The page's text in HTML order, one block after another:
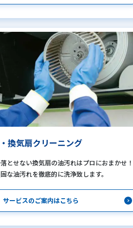
換気扇クリーニング
とせない換気扇の油汚れはプロにおまかせ！
な油汚れを徹底的に洗浄致します。
サービスのご案内はこちら